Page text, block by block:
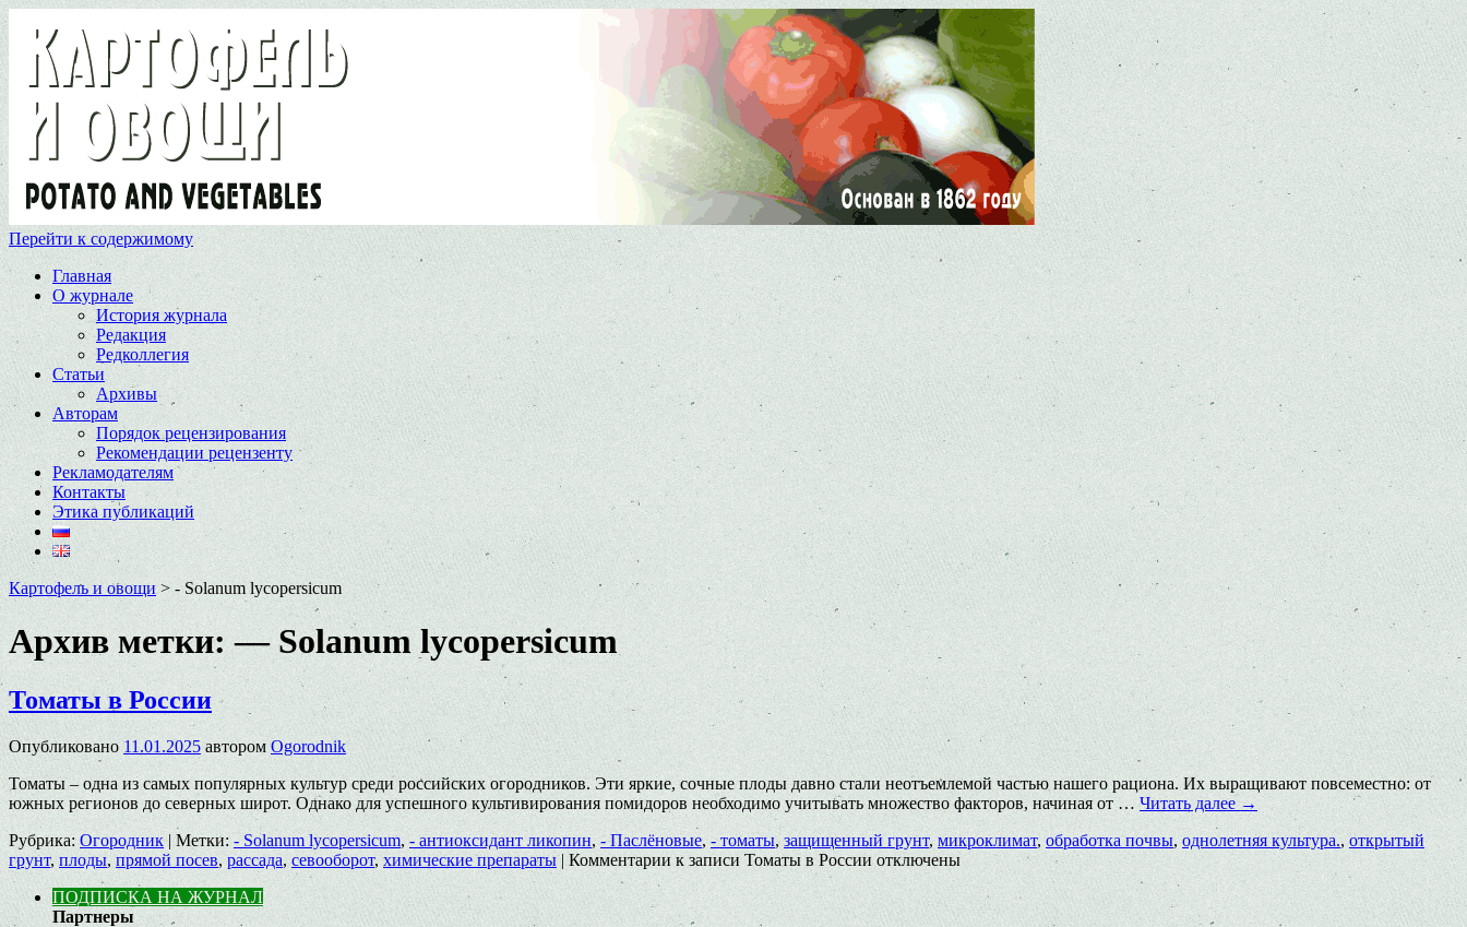
Перейти к содержимому
Главная
О журнале
История журнала
Редакция
Редколлегия
Статьи
Архивы
Авторам
Порядок рецензирования
Рекомендации рецензенту
Рекламодателям
Контакты
Этика публикаций
Картофель и овощи > - Solanum lycopersicum
Архив метки:— Solanum lycopersicum
Томаты в России
Опубликовано 11.01.2025 автором Ogorodnik
Томаты – одна из самых популярных культур среди российских огородников. Эти яркие, сочные плоды давно стали неотъемлемой частью нашего рациона. Их выращивают повсеместно: от
южных регионов до северных широт. Однако для успешного культивирования помидоров необходимо учитывать множество факторов, начиная от …Читать далее →
Рубрика: Огородник | Метки: - Solanum lycopersicum,- антиоксидант ликопин,- Паслёновые,- томаты,защищенный грунт, микроклимат,обработка почвы, однолетняя культура., открытый
грунт,плоды, прямой посев,рассада, севооборот, химические препараты | Комментарии к записи Томаты в Россииотключены
ПОДПИСКА НА ЖУРНАЛ
Партнеры